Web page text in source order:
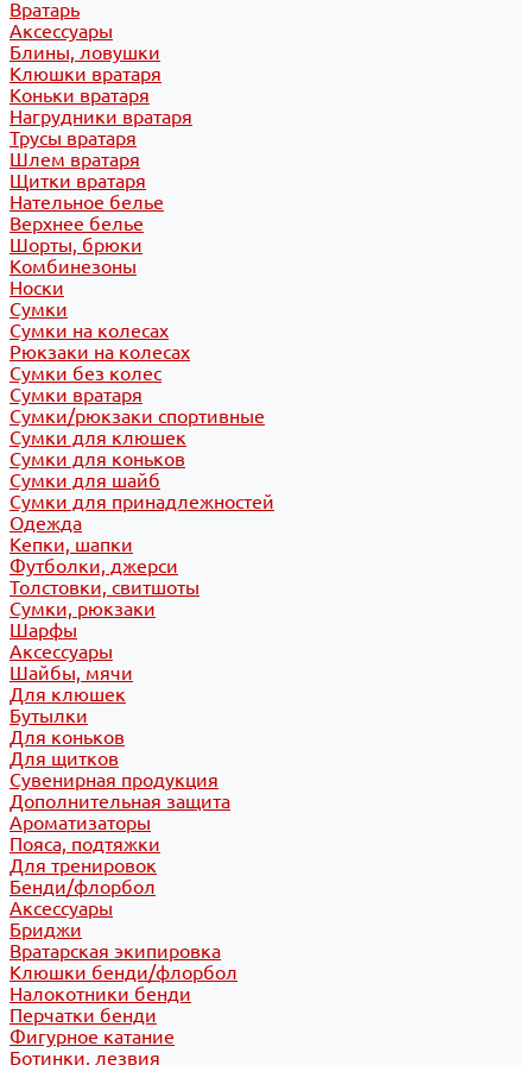
Вратарь
Аксессуары
Блины, ловушки
Клюшки вратаря
Коньки вратаря
Нагрудники вратаря
Трусы вратаря
Шлем вратаря
Щитки вратаря
Нательное белье
Верхнее белье
Шорты, брюки
Комбинезоны
Носки
Сумки
Сумки на колесах
Рюкзаки на колесах
Сумки без колес
Сумки вратаря
Сумки/рюкзаки спортивные
Сумки для клюшек
Сумки для коньков
Сумки для шайб
Сумки для принадлежностей
Одежда
Кепки, шапки
Футболки, джерси
Толстовки, свитшоты
Сумки, рюкзаки
Шарфы
Аксессуары
Шайбы, мячи
Для клюшек
Бутылки
Для коньков
Для щитков
Сувенирная продукция
Дополнительная защита
Ароматизаторы
Пояса, подтяжки
Для тренировок
Бенди/флорбол
Аксессуары
Бриджи
Вратарская экипировка
Клюшки бенди/флорбол
Налокотники бенди
Перчатки бенди
Фигурное катание
Ботинки, лезвия